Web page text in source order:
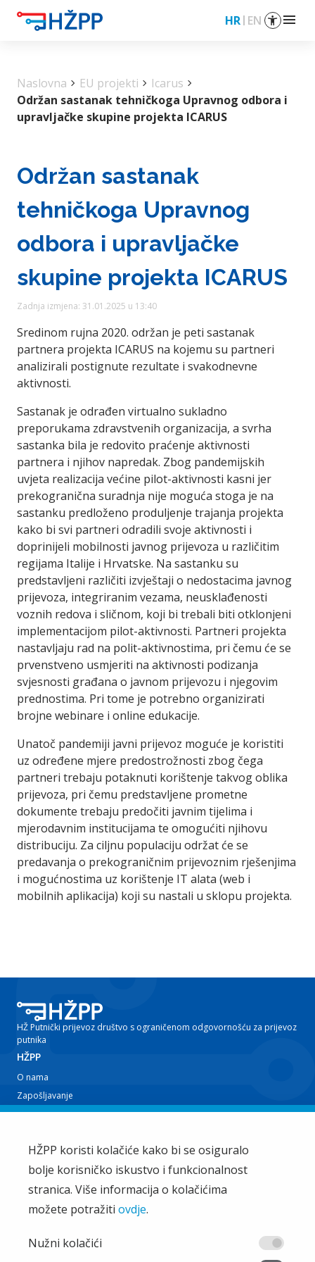
HR EN menu
Naslovna chevron_right EU projekti chevron_right Icarus chevron_right
Održan sastanak tehničkoga Upravnog odbora i
upravljačke skupine projekta ICARUS
Održan sastanak
tehničkoga Upravnog
odbora i upravljačke
skupine projekta ICARUS
Zadnja izmjena: 31.01.2025 u 13:40
Sredinom rujna 2020. održan je peti sastanak
partnera projekta ICARUS na kojemu su partneri
analizirali postignute rezultate i svakodnevne
aktivnosti.
Sastanak je odrađen virtualno sukladno
preporukama zdravstvenih organizacija, a svrha
sastanka bila je redovito praćenje aktivnosti
partnera i njihov napredak. Zbog pandemijskih
uvjeta realizacija većine pilot-aktivnosti kasni jer
prekogranična suradnja nije moguća stoga je na
sastanku predloženo produljenje trajanja projekta
kako bi svi partneri odradili svoje aktivnosti i
doprinijeli mobilnosti javnog prijevoza u različitim
regijama Italije i Hrvatske. Na sastanku su
predstavljeni različiti izvještaji o nedostacima javnog
prijevoza, integriranim vezama, neusklađenosti
voznih redova i sličnom, koji bi trebali biti otklonjeni
implementacijom pilot-aktivnosti. Partneri projekta
nastavljaju rad na polit-aktivnostima, pri čemu će se
prvenstveno usmjeriti na aktivnosti podizanja
svjesnosti građana o javnom prijevozu i njegovim
prednostima. Pri tome je potrebno organizirati
brojne webinare i online edukacije.
Unatoč pandemiji javni prijevoz moguće je koristiti
uz određene mjere predostrožnosti zbog čega
partneri trebaju potaknuti korištenje takvog oblika
prijevoza, pri čemu predstavljene prometne
dokumente trebaju predočiti javnim tijelima i
mjerodavnim institucijama te omogućiti njihovu
distribuciju. Za ciljnu populaciju održat će se
predavanja o prekograničnim prijevoznim rješenjima
i mogućnostima uz korištenje IT alata (web i
mobilnih aplikacija) koji su nastali u sklopu projekta.
HŽ Putnički prijevoz društvo s ograničenom odgovornošću za prijevoz
putnika
HŽPP
O nama
Zapošljavanje
Planovi i izvještaji
Iz tvrtke
EU projekti
Train'n'Green
Vijesti
Ostalo
HŽPP koristi kolačiće kako bi se osiguralo
bolje korisničko iskustvo i funkcionalnost
stranica. Više informacija o kolačićima
možete potražiti ovdje.
Nužni kolačići